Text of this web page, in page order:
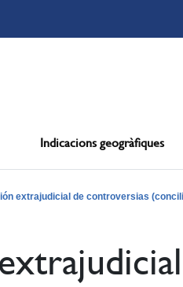
Indicacions geogràfiques
extrajudicial de controversias